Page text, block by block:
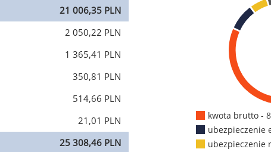
21 006,35 PLN
2 050,22 PLN
1 365,41 PLN
350,81 PLN
514,66 PLN
21,01 PLN
25 308,46 PLN
kwota brutto -
ubezpieczenie
ubezpieczenie